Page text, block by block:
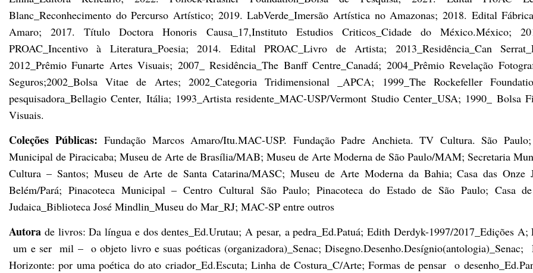
Blanc_Reconhecimento do Percurso Artístico; 2019. LabVerde_Imersão Artística no Amazonas; 2018. Edital
Amaro; 2017. Título Doctora Honoris Causa_17,Instituto Estudios Criticos_Cidade do México.México;
PROAC_Incentivo à Literatura_Poesia; 2014. Edital PROAC_Livro de Artista; 2013_Residência_Can
2012_Prêmio Funarte Artes Visuais; 2007_ Residência_The Banff Centre_Canadá; 2004_Prêmio Revelação
Seguros;2002_Bolsa Vitae de Artes; 2002_Categoria Tridimensional _APCA; 1999_The Rockefeller
pesquisadora_Bellagio Center, Itália; 1993_Artista residente_MAC-USP/Vermont Studio Center_USA; 1990_ Bolsa
Visuais.
Coleções Públicas: Fundação Marcos Amaro/Itu.MAC-USP. Fundação Padre Anchieta. TV Cultura. São
Municipal de Piracicaba; Museu de Arte de Brasília/MAB; Museu de Arte Moderna de São Paulo/MAM; Secretaria
Cultura – Santos; Museu de Arte de Santa Catarina/MASC; Museu de Arte Moderna da Bahia; Casa das Onze
Belém/Pará; Pinacoteca Municipal – Centro Cultural São Paulo; Pinacoteca do Estado de São Paulo; Casa
Judaica_Biblioteca José Mindlin_Museu do Mar_RJ; MAC-SP entre outros
Autora de livros: Da língua e dos dentes_Ed.Urutau; A pesar, a pedra_Ed.Patuá; Edith Derdyk-1997/2017_Edições A;
um e ser mil – o objeto livro e suas poéticas (organizadora)_Senac; Disegno.Desenho.Desígnio(antologia)_Senac;
Horizonte: por uma poética do ato criador_Ed.Escuta; Linha de Costura_C/Arte; Formas de pensar o